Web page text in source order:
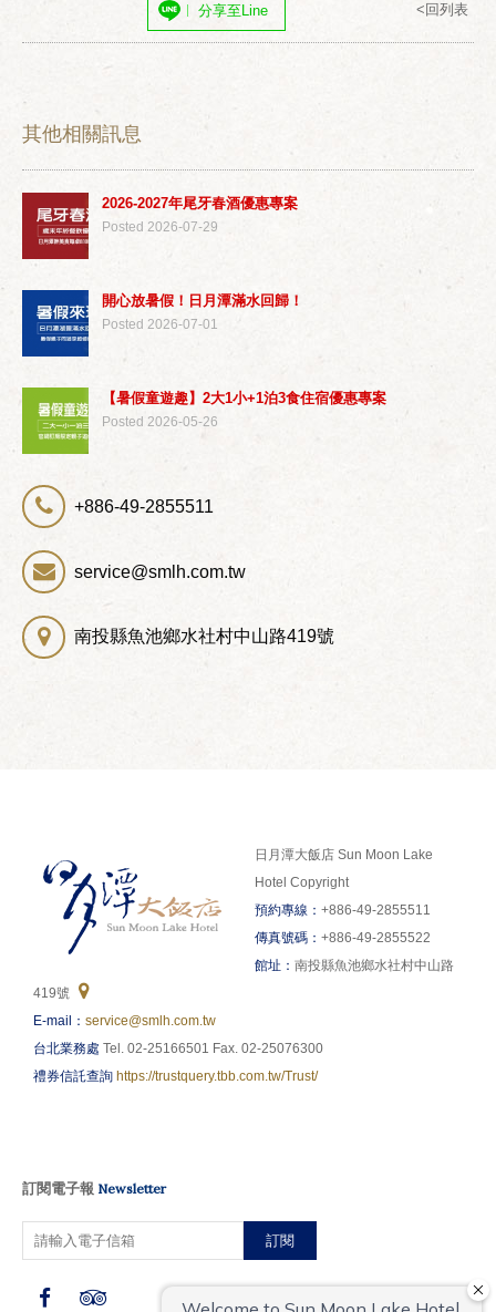
分享至Line <回列表
其他相關訊息
2026-2027年尾牙春酒優惠專案
Posted 2026-07-29
開心放暑假！日月潭滿水回歸！
Posted 2026-07-01
【暑假童遊趣】2大1小+1泊3食住宿優惠專案
Posted 2026-05-26
+886-49-2855511
service@smlh.com.tw
南投縣魚池鄉水社村中山路419號
日月潭大飯店 Sun Moon Lake
Hotel Copyright
預約專線： +886-49-2855511
傳真號碼： +886-49-2855522
館址： 南投縣魚池鄉水社村中山路
419號
E-mail： service@smlh.com.tw
台北業務處 Tel. 02-25166501 Fax. 02-25076300
禮券信託查詢 https://trustquery.tbb.com.tw/Trust/
訂閱電子報 Newsletter
訂閱